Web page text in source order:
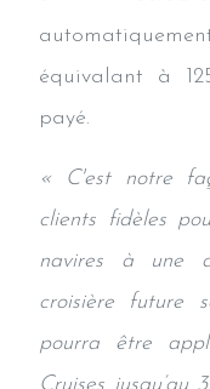
équivalant à
payé.
« C'est notre
clients fidèles
navires à une
croisière future
pourra être
Cruises jusqu’au